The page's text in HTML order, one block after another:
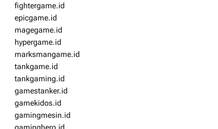
fightergame.id
epicgame.id
magegame.id
hypergame.id
marksmangame.id
tankgame.id
tankgaming.id
gamestanker.id
gamekidos.id
gamingmesin.id
gaminghero.id